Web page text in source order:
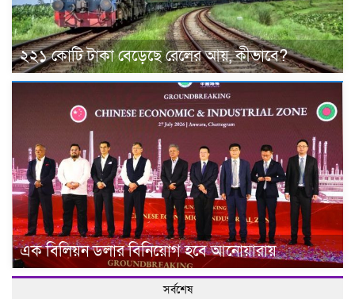
২২১ কোটি টাকা বেড়েছে রেলের আয়, কীভাবে?
এক বিলিয়ন ডলার বিনিয়োগ হবে আনোয়ারায়
সর্বশেষ